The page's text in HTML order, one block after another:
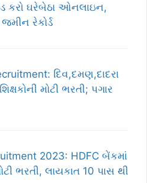
કરો ઘરેબેઠા ઓનલાઇન,
રેકોર્ડ
દિવ,દમણ,દાદરા
મોટી ભરતી; પગાર
2023: HDFC બેંકમાં
ભરતી, લાયકાત 10 પાસ થી